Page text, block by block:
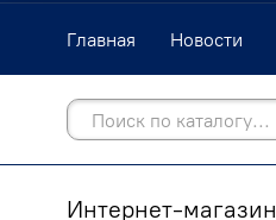
Главная Новости
Интернет-магазин